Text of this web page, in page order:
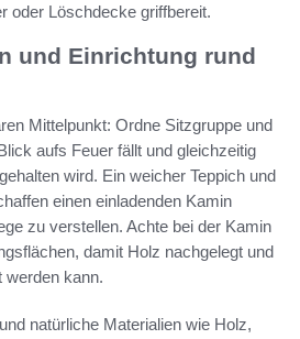
oder Löschdecke griffbereit.
und Einrichtung rund
Mittelpunkt: Ordne Sitzgruppe und
aufs Feuer fällt und gleichzeitig
wird. Ein weicher Teppich und
einen einladenden Kamin
zu verstellen. Achte bei der Kamin
damit Holz nachgelegt und
werden kann.
natürliche Materialien wie Holz,